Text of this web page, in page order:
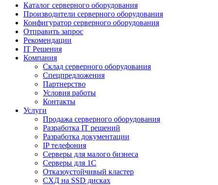
Каталог серверного оборудования
Производители серверного оборудования
Конфигуратор серверного оборудования
Отправить запрос
Рекомендации
IT Решения
Компания
Склад серверного оборудования
Спецпредложения
Партнерство
Условия работы
Контакты
Услуги
Продажа серверного оборудования
Разработка IT решений
Разработка документации
IP телефония
Серверы для малого бизнеса
Серверы для 1С
Отказоустойчивый кластер
СХД на SSD дисках